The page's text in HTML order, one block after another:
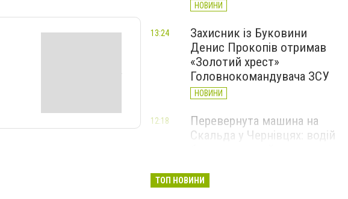
НОВИНИ
Захисник із Буковини
Денис Прокопів отримав
«Золотий хрест»
Головнокомандувача ЗСУ
НОВИНИ
13:24
Перевернута машина на
Скальда у Чернівцях: водій
12:18
ТОП НОВИНИ